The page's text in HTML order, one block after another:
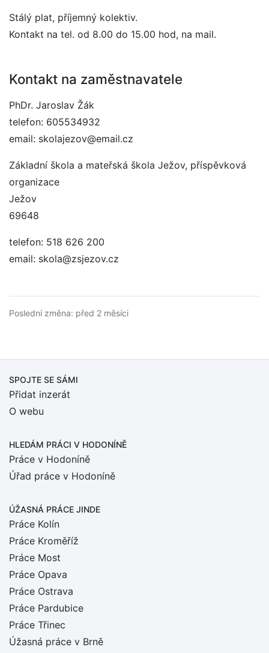
Stálý plat, příjemný kolektiv.
Kontakt na tel. od 8.00 do 15.00 hod, na mail.
Kontakt na zaměstnavatele
PhDr. Jaroslav Žák
telefon: 605534932
email: skolajezov@email.cz
Základní škola a mateřská škola Ježov, příspěvková
organizace
Ježov
69648
telefon: 518 626 200
email: skola@zsjezov.cz
Poslední změna: před 2 měsíci
SPOJTE SE SÁMI
Přidat inzerát
O webu
HLEDÁM PRÁCI V HODONÍNĚ
Práce v Hodoníně
Úřad práce v Hodoníně
ÚŽASNÁ PRÁCE JINDE
Práce Kolín
Práce Kroměříž
Práce Most
Práce Opava
Práce Ostrava
Práce Pardubice
Práce Třinec
Úžasná práce v Brně